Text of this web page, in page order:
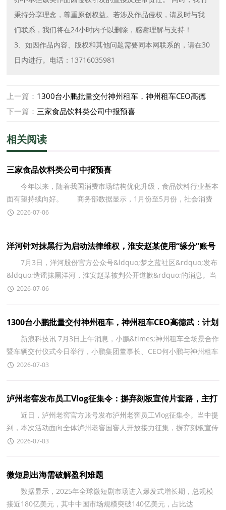
秉持分享理念，尊重原创权益。若涉及作品侵权，请及时与我
们联系，我们将在24小时内予以删除，感谢理解与支持！
3、如因作品内容、版权和其他问题需要同本网联系的，请在30
日内进行。电话：13716035981
上一篇： 1300台小鹏批量交付神州租车，神州租车CEO高德
武：计划未来一年再采购5000台小鹏车型
下一篇：三家食品饮料类公司中报预喜
相关阅读
三家食品饮料类公司中报预喜
今年以来，随着我国消费市场结构优化升级，食品饮料行业基本
面有望持续向好。 商务部数据显示，1月份至5月份，社会消费
商品和服务零售总额同比增长2.8%;社会消费品零售总额2
2026-07-06
洋河针对抹黑行为启动法律维权，淮安赵某使用“缘分”账号
发表不实言论被判公
7月3日，洋河股份官方公众号&ldquo;梦之蓝社区&rdquo;发布
&ldquo;造谣抹黑洋河，淮安赵某被判公开道歉&rdquo;的消息。当
中披露，近期，我司针对网络上有组织恶意抹黑洋河的行为
2026-07-06
1300台小鹏批量交付神州租车，神州租车CEO高德武：计划
未来一年再采购5000台小
新浪科技讯 7月3日上午消息，小鹏&times;神州租车全场景合作
暨车辆交付仪式今日举行，小鹏集团董事长、CEO何小鹏与神州租车
董事长于洪飞共同出席，见证双方全场景合作协议签
2026-07-03
泸州老窖发布员工Vlog征集令：摒弃刻板宣传片套路，主打
真诚、真实、有烟火气
近日，泸州老窖官方账号发布泸州老窖员工Vlog征集令。当中提
到，本次活动面向全体泸州老窖国窖人开放接力征集，摒弃刻板宣传
片套路，主打真诚、真实、有烟火气。 并强调，无论
2026-07-03
微短剧出海需破解盈利难题
数据显示，2025年全球微短剧市场进入爆发式增长期，总规模
接近180亿美元，其中中国市场规模突破140亿美元，占比达